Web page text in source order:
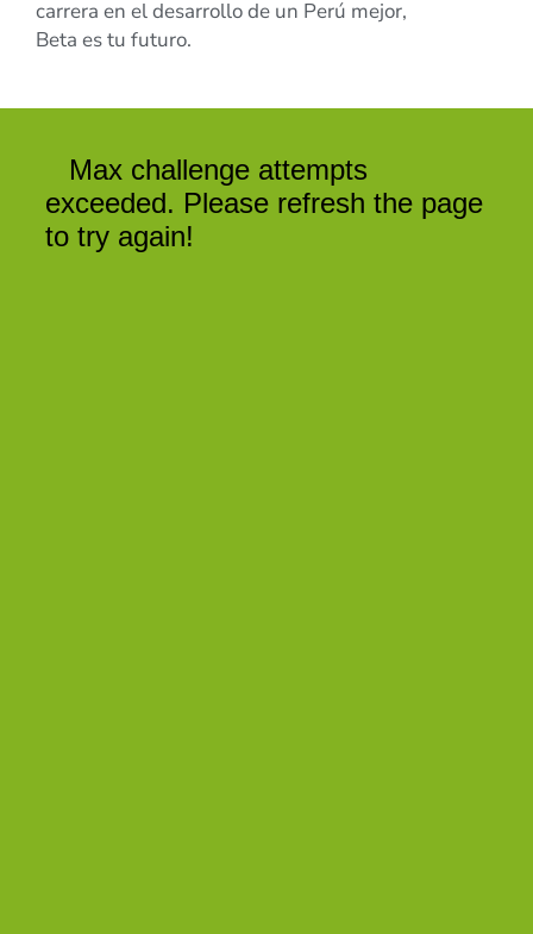
carrera en el desarrollo de un Perú mejor,
Beta es tu futuro.